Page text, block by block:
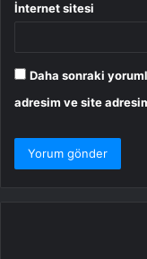
İnternet sitesi
Daha sonraki
adresim ve site